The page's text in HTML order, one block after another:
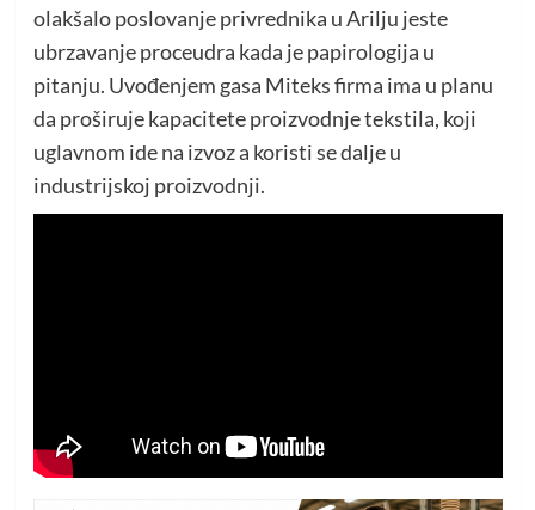
olakšalo poslovanje privrednika u Arilju jeste
ubrzavanje proceudra kada je papirologija u
pitanju. Uvođenjem gasa Miteks firma ima u planu
da proširuje kapacitete proizvodnje tekstila, koji
uglavnom ide na izvoz a koristi se dalje u
industrijskoj proizvodnji.